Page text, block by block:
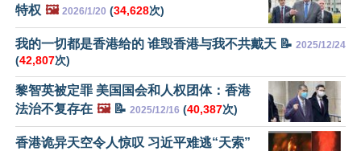
特权 🖼️ 2026/1/20 (34,628次)
我的一切都是香港给的 谁毁香港与我不共戴天 📝 2025/12/24
(42,807次)
黎智英被定罪 美国国会和人权团体：香港
法治不复存在 🖼️📝 2025/12/16 (40,387次)
香港诡异天空令人惊叹 习近平难逃“天索”